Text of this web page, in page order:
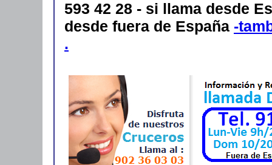
593 42 28 - si llama desde
desde fuera de España -
.